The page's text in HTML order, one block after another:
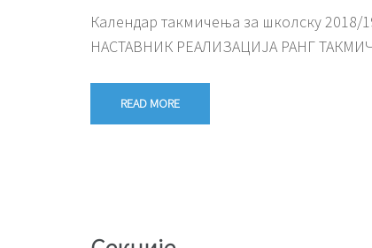
Календар такмичења за школску
НАСТАВНИК РЕАЛИЗАЦИЈА РАНГ
READ MORE